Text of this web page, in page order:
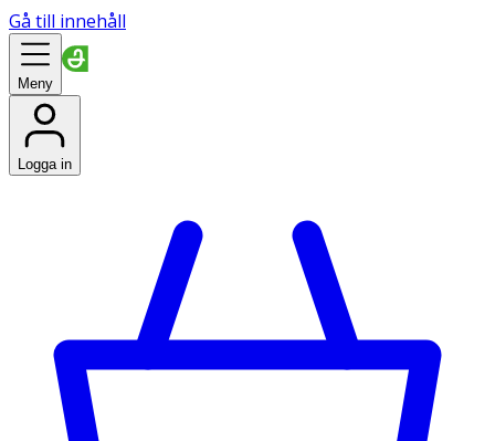
Gå till innehåll
Meny
Logga in